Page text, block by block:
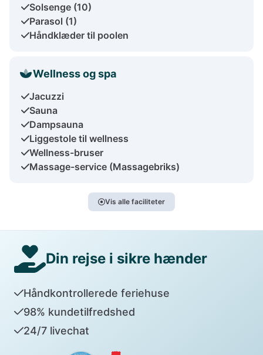
Solsenge (10)
Parasol (1)
Håndklæder til poolen
Wellness og spa
Jacuzzi
Sauna
Dampsauna
Liggestole til wellness
Wellness-bruser
Massage-service (Massagebriks)
Vis alle faciliteter
Din rejse i sikre hænder
Håndkontrollerede feriehuse
98% kundetilfredshed
24/7 livechat